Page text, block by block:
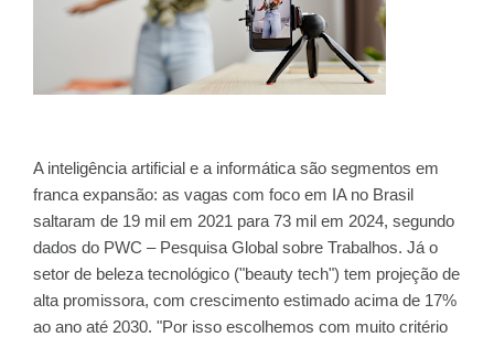
A inteligência artificial e a informática são segmentos em
franca expansão: as vagas com foco em IA no Brasil
saltaram de 19 mil em 2021 para 73 mil em 2024, segundo
dados do PWC – Pesquisa Global sobre Trabalhos. Já o
setor de beleza tecnológico ("beauty tech") tem projeção de
alta promissora, com crescimento estimado acima de 17%
ao ano até 2030. "Por isso escolhemos com muito critério